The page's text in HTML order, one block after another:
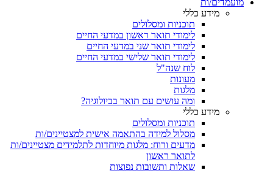
מועמדים/ות
מידע כללי
תוכניות ומסלולים
לימודי תואר ראשון במדעי החיים
לימודי תואר שני במדעי החיים
לימודי תואר שלישי במדעי החיים
לוח שנה"ל
מעונות
מלגות
ומה עושים עם תואר בביולוגיה?
מידע כללי
תוכניות ומסלולים
מסלול למידה בהתאמה אישית למצטיינים/ות
מדעים ורוח: מלגות מיוחדות לתלמידים מצטיינים/ות
לתואר ראשון
שאלות ותשובות נפוצות